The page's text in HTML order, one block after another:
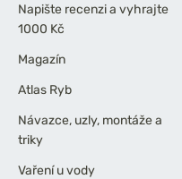
Napište recenzi a vyhrajte
1000 Kč
Magazín
Atlas Ryb
Návazce, uzly, montáže a
triky
Vaření u vody